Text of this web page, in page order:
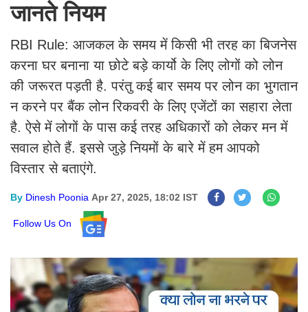
जानते नियम
RBI Rule: आजकल के समय में किसी भी तरह का बिजनेस
करना घर बनाना या छोटे बड़े कार्यो के लिए लोगों को लोन
की जरूरत पड़ती है. परंतु कई बार समय पर लोन का भुगतान
न करने पर बैंक लोन रिकवरी के लिए एजेंटों का सहारा लेता
है. ऐसे में लोगों के पास कई तरह अधिकारों को लेकर मन में
सवाल होते हैं. इससे जुड़े नियमों के बारे में हम आपको
विस्तार से बताएंगे.
By Dinesh Poonia Apr 27, 2025, 18:02 IST
Follow Us On